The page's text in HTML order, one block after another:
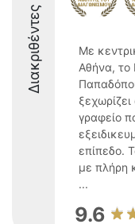
Διακριθέντες
Με
Αθήνα, το
γραφείο
επίπεδο.
με πλήρη
...
9.6